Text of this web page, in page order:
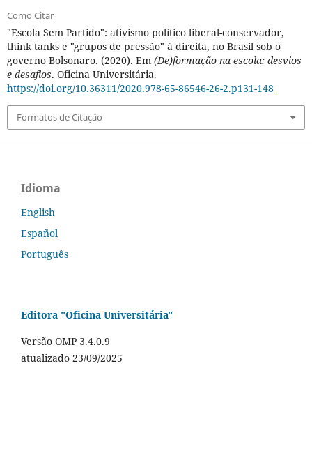
Como Citar
"Escola Sem Partido": ativismo político liberal-conservador,
think tanks e "grupos de pressão" à direita, no Brasil sob o
governo Bolsonaro. (2020). Em (De)formação na escola: desvios
e desafios. Oficina Universitária.
https://doi.org/10.36311/2020.978-65-86546-26-2.p131-148
Formatos de Citação
Idioma
English
Español
Português
Editora "Oficina Universitária"
Versão OMP 3.4.0.9
atualizado 23/09/2025